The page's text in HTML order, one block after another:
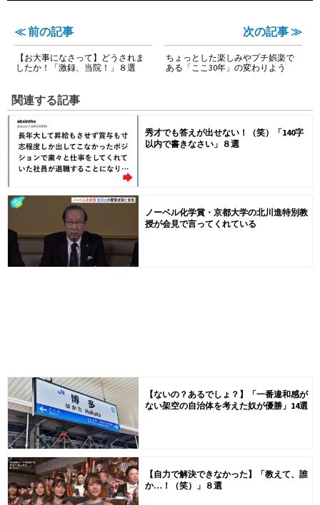
≪ 前の記事
【お大事になさって】どうされま
したか！「激録、当院！」８選
次の記事 ≫
ちょっとした楽しみやプチ娯楽で
ある「ここ30年」の変わりよう
関連する記事
秀才でも答えが出せない！（笑）「140字
以内で書きなさい」８選
ノーベル化学賞・京都大学の北川進特別教
授が会見で言ってくれている
【ないの？あるでしょ？】「一番違和感が
ない架空の自治体を考えた奴が優勝」14選
【自力で解決できなかった】「教えて、誰
か…！（笑）」８選